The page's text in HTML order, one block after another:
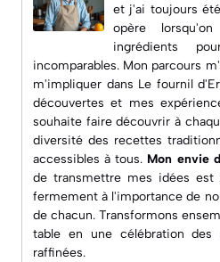
et j'ai toujours
opère
ingrédients
incomparables. Mon parcours
m'impliquer dans Le fournil
découvertes et mes
souhaite faire découvrir à
diversité des recettes
accessibles à tous. Mon envie
de transmettre mes idées
fermement à l'importance de
de chacun. Transformons
table en une célébration des
raffinées.